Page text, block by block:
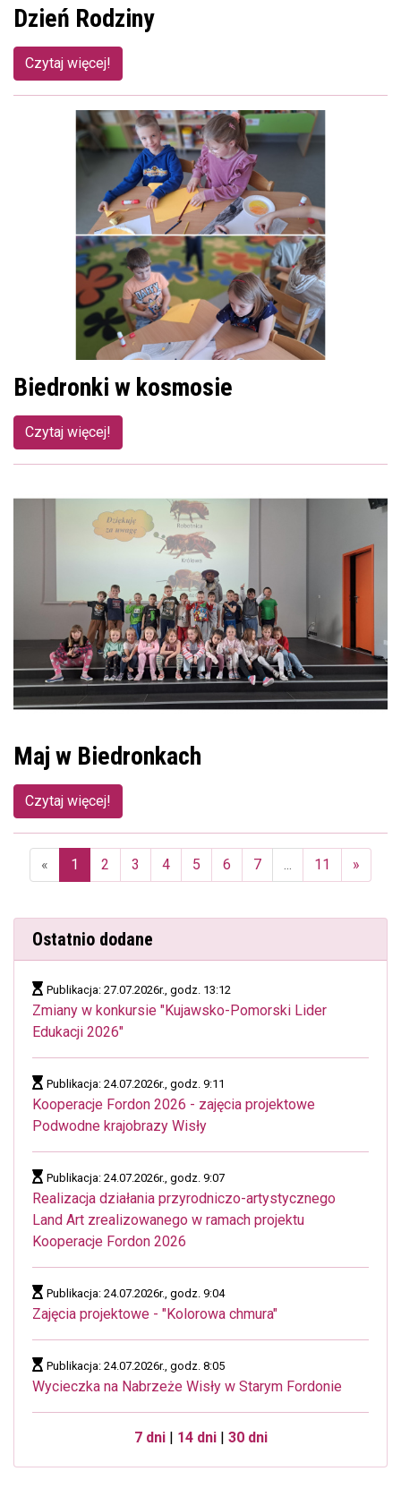
Dzień Rodziny
Czytaj więcej!
Biedronki w kosmosie
Czytaj więcej!
Maj w Biedronkach
Czytaj więcej!
«
1
2 3 4 5 6 7 11 »
Ostatnio dodane
Publikacja: 27.07.2026r., godz. 13:12
Zmiany w konkursie "Kujawsko-Pomorski Lider
Edukacji 2026"
Publikacja: 24.07.2026r., godz. 9:11
Kooperacje Fordon 2026 - zajęcia projektowe
Podwodne krajobrazy Wisły
Publikacja: 24.07.2026r., godz. 9:07
Realizacja działania przyrodniczo-artystycznego
Land Art zrealizowanego w ramach projektu
Kooperacje Fordon 2026
Publikacja: 24.07.2026r., godz. 9:04
Zajęcia projektowe - "Kolorowa chmura"
Publikacja: 24.07.2026r., godz. 8:05
Wycieczka na Nabrzeże Wisły w Starym Fordonie
7 dni| 14 dni| 30 dni